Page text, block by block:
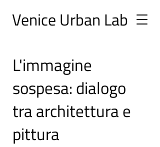
Venice Urban Lab
L'immagine
sospesa: dialogo
tra architettura e
pittura